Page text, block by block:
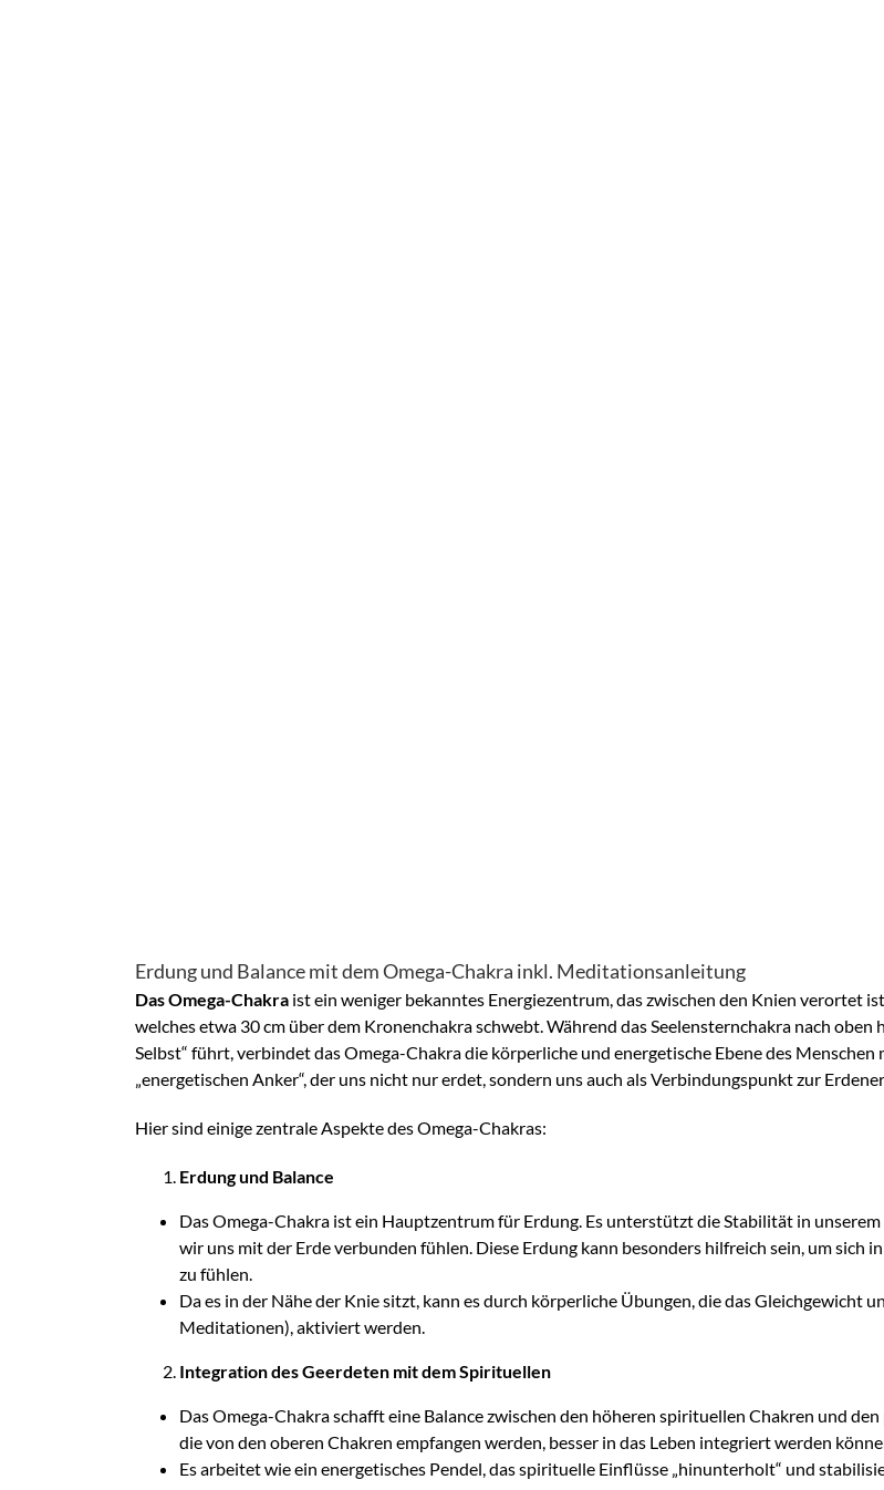
Erdung und Balance mit dem Omega-Chakra inkl. Meditationsanleitung
Das Omega-Chakra ist ein weniger bekanntes Energiezentrum, das zwischen den Knien verortet
welches etwa 30 cm über dem Kronenchakra schwebt. Während das Seelensternchakra nach
Selbst“ führt, verbindet das Omega-Chakra die körperliche und energetische Ebene des
„energetischen Anker“, der uns nicht nur erdet, sondern uns auch als Verbindungspunkt zur
Hier sind einige zentrale Aspekte des Omega-Chakras:
Erdung und Balance
Das Omega-Chakra ist ein Hauptzentrum für Erdung. Es unterstützt die Stabilität in
wir uns mit der Erde verbunden fühlen. Diese Erdung kann besonders hilfreich sein, um
zu fühlen.
Da es in der Nähe der Knie sitzt, kann es durch körperliche Übungen, die das
Meditationen), aktiviert werden.
Integration des Geerdeten mit dem Spirituellen
Das Omega-Chakra schafft eine Balance zwischen den höheren spirituellen Chakren und
die von den oberen Chakren empfangen werden, besser in das Leben integriert werden
Es arbeitet wie ein energetisches Pendel, das spirituelle Einflüsse „hinunterholt“ und